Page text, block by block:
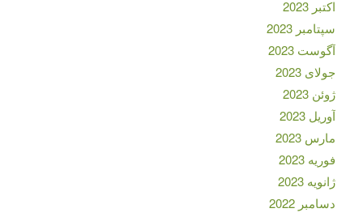
اکتبر 2023
سپتامبر 2023
آگوست 2023
جولای 2023
ژوئن 2023
آوریل 2023
مارس 2023
فوریه 2023
ژانویه 2023
دسامبر 2022